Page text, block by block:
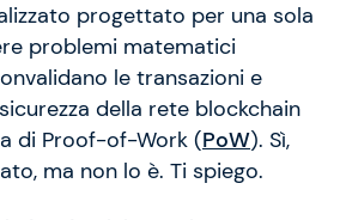
progettato per una sola
problemi matematici
le transazioni e
della rete blockchain
di Proof-of-Work (PoW). Sì,
ma non lo è. Ti spiego.